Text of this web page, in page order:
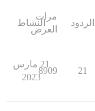
الردود
مرات
العرض
النشاط
21
8909
21 مارس
2023